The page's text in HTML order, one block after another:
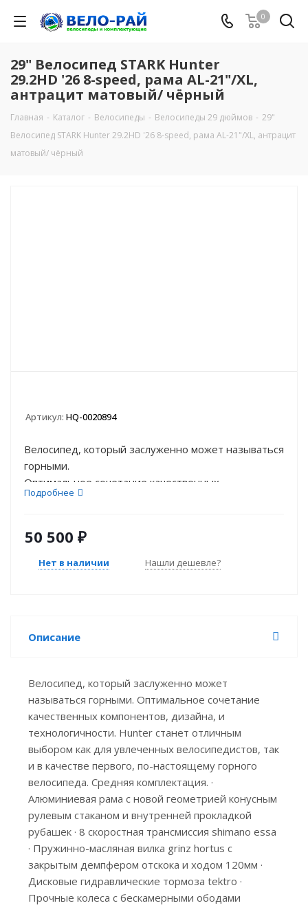
0
29" Велосипед STARK Hunter
29.2HD '26 8-speed, рама AL-21"/XL,
антрацит матовый/ чёрный
Главная - Каталог - Велосипеды - Велосипеды 29 дюймов - 29"
Велосипед STARK Hunter 29.2HD '26 8-speed, рама AL-21"/XL, антрацит
матовый/ чёрный
Артикул: HQ-0020894
Велосипед, который заслуженно может называться
горными.
Оптимальное сочетание качественных...
Подробнее
50 500 ₽
Нет в наличии Нашли дешевле?
Описание
Велосипед, который заслуженно может
называться горными. Оптимальное сочетание
качественных компонентов, дизайна, и
технологичности. Hunter станет отличным
выбором как для увлеченных велосипедистов, так
и в качестве первого, по-настоящему горного
велосипеда. Средняя комплектация. ·
Алюминиевая рама c новой геометрией конусным
рулевым стаканом и внутренней прокладкой
рубашек · 8 скоростная трансмиссия shimano essa
· Пружинно-масляная вилка grinz hortus с
закрытым демпфером отскока и ходом 120мм ·
Дисковые гидравлические тормоза tektro ·
Прочные колеса с бескамерными ободами